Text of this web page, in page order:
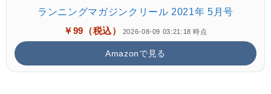
ランニングマガジンクリール 2021年 5月号
￥99（税込）
2026-08-09 03:21:18 時点
Amazonで見る